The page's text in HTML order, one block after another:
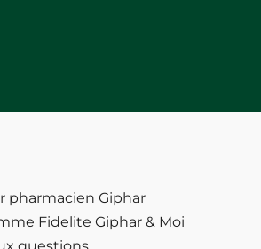
pharmacien Giphar
Fidelite Giphar & Moi
questions